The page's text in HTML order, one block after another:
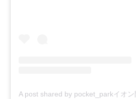
A post shared by pocket_parkイオ